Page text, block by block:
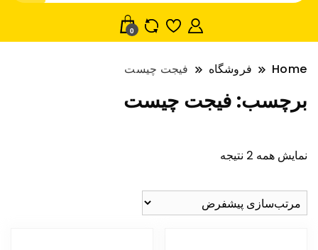
0
Home فروشگاه فیجت چیست
برچسب: فیجت چیست
نمایش همه 2 نتیجه